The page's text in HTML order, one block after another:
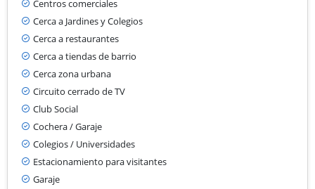
Centros comerciales
Cerca a Jardines y Colegios
Cerca a restaurantes
Cerca a tiendas de barrio
Cerca zona urbana
Circuito cerrado de TV
Club Social
Cochera / Garaje
Colegios / Universidades
Estacionamiento para visitantes
Garaje